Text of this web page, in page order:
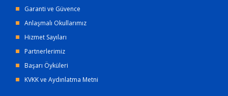
Garanti ve Güvence
Anlaşmalı Okullarımız
Hizmet Sayıları
Partnerlerimiz
Başarı Öyküleri
KVKK ve Aydınlatma Metni